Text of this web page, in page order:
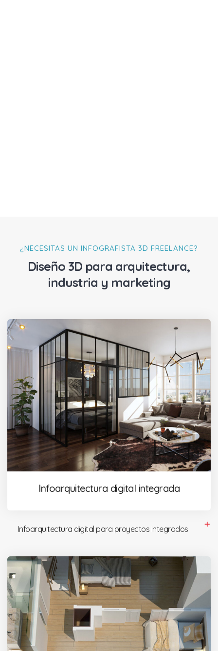
¿NECESITAS UN INFOGRAFISTA 3D FREELANCE?
Diseño 3D para arquitectura,
industria y marketing
Infoarquitectura digital integrada
Infoarquitectura digital para proyectos integrados